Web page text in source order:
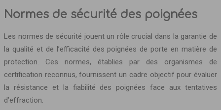
Normes de sécurité des poignées
Les normes de sécurité jouent un rôle crucial dans la garantie de
la qualité et de l’efficacité des poignées de porte en matière de
protection. Ces normes, établies par des organismes de
certification reconnus, fournissent un cadre objectif pour évaluer
la résistance et la fiabilité des poignées face aux tentatives
d’effraction.